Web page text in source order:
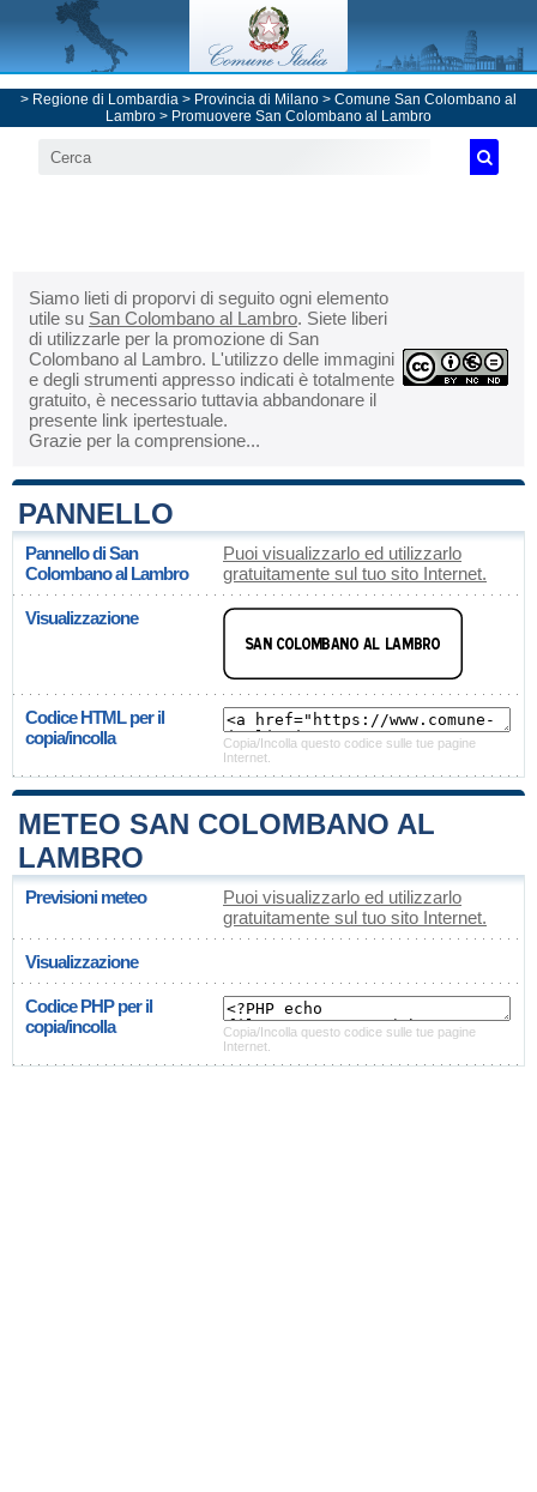
> Regione di Lombardia > Provincia di Milano > Comune San Colombano al
Lambro > Promuovere San Colombano al Lambro
Siamo lieti di proporvi di seguito ogni elemento
utile su San Colombano al Lambro. Siete liberi
di utilizzarle per la promozione di San
Colombano al Lambro. L'utilizzo delle immagini
e degli strumenti appresso indicati è totalmente
gratuito, è necessario tuttavia abbandonare il
presente link ipertestuale.
Grazie per la comprensione...
PANNELLO
Pannello di San
Colombano al Lambro
Puoi visualizzarlo ed utilizzarlo
gratuitamente sul tuo sito Internet.
Visualizzazione
Codice HTML per il
copia/incolla
Copia/Incolla questo codice sulle tue pagine
Internet.
METEO SAN COLOMBANO AL
LAMBRO
Previsioni meteo
Puoi visualizzarlo ed utilizzarlo
gratuitamente sul tuo sito Internet.
Visualizzazione
Codice PHP per il
copia/incolla
Copia/Incolla questo codice sulle tue pagine
Internet.